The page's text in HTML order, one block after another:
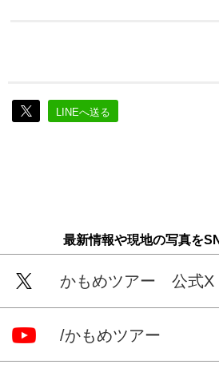
LINEへ送る
最新情報や現地の写真を
かもめツアー 公式X
/かもめツアー